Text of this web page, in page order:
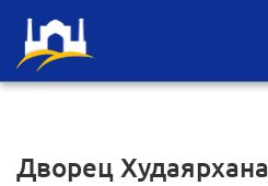
Дворец Худаярхана